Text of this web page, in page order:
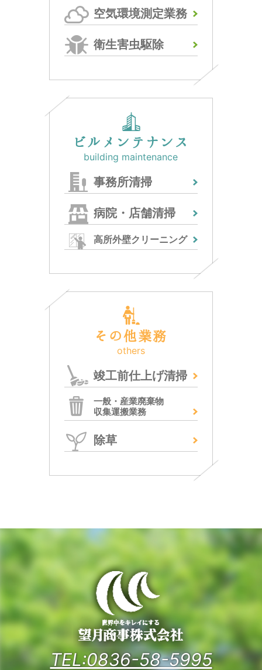
空気環境測定業務
衛生害虫駆除
ビルメンテナンス
building maintenance
事務所清掃
病院・店舗清掃
高所外壁クリーニング
その他業務
others
竣工前仕上げ清掃
一般・産業廃棄物
収集運搬業務
除草
TEL:0836-58-5995